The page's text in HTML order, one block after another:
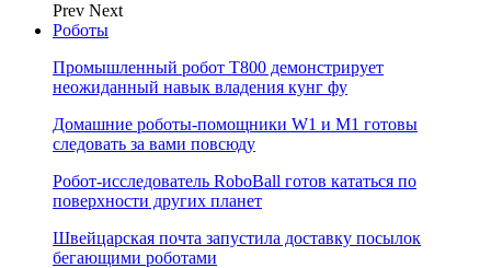
Prev Next
Роботы
Промышленный робот Т800 демонстрирует
неожиданный навык владения кунг фу
Домашние роботы-помощники W1 и M1 готовы
следовать за вами повсюду
Робот-исследователь RoboBall готов кататься по
поверхности других планет
Швейцарская почта запустила доставку посылок
бегающими роботами